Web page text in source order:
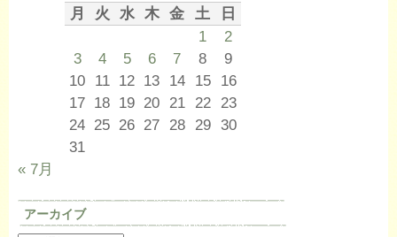
月 火 水 木 金 土
日
1
2
3
4 5 6 7 8
9
10 11 12 13 14 15
16
17 18 19 20 21 22
23
24 25 26 27 28 29 30
31
« 7月
アーカイブ